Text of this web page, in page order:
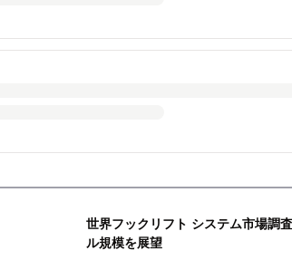
世界フックリフト システム市場調
ル規模を展望